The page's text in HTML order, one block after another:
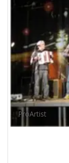
ProArtist